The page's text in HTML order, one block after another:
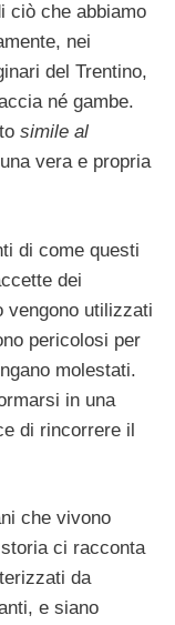
ciò che abbiamo
nei
del Trentino,
né gambe.
simile al
vera e propria
di come questi
dei
vengono utilizzati
pericolosi per
molestati.
in una
di rincorrere il
che vivono
ci racconta
da
e siano